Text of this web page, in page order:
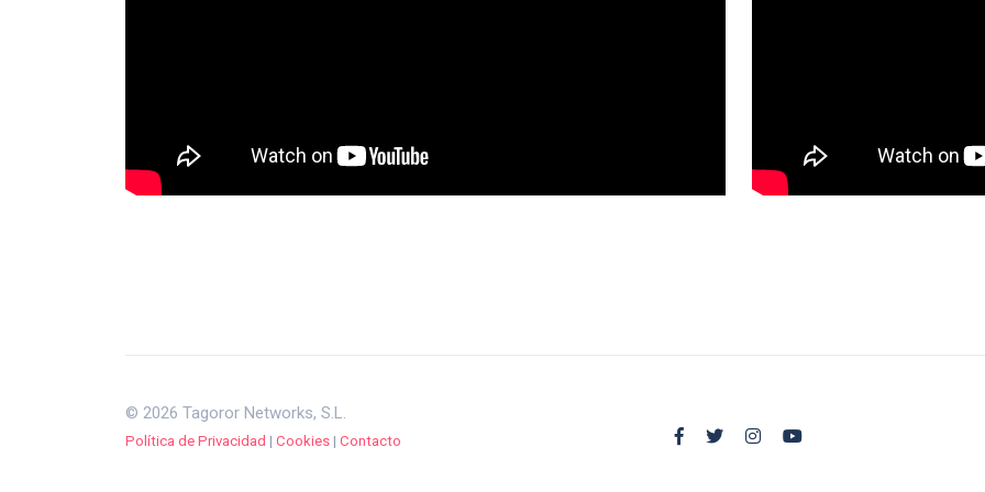
© 2026 Tagoror Networks, S.L.
Política de Privacidad | Cookies | Contacto